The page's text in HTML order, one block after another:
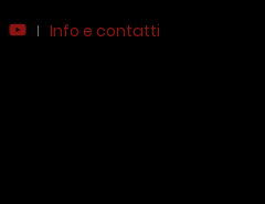
Info e contatti